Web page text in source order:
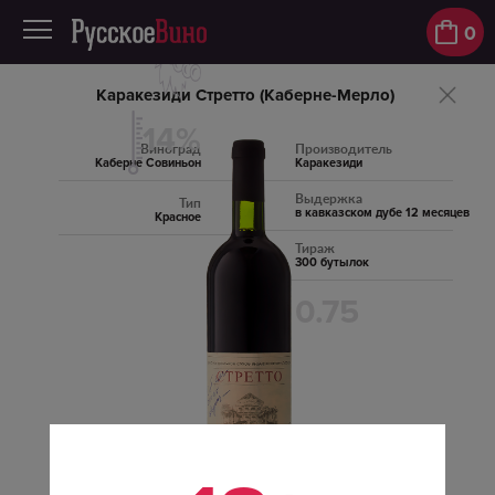
0
Каракезиди Стретто (Каберне-Мерло)
Виноград
Каберне Совиньон
14%
Тип
Красное
Производитель
Каракезиди
Выдержка
в кавказском дубе 12 месяцев
Тираж
300 бутылок